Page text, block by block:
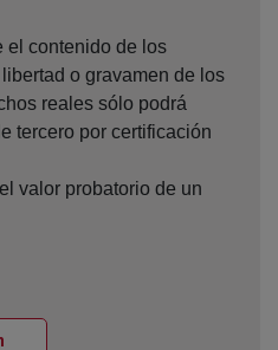
el contenido de los
o gravamen de los
reales sólo podrá
tercero por certificación
valor probatorio de un